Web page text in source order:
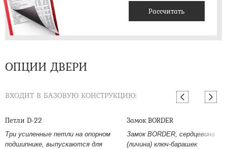
Рассчитать
ОПЦИИ ДВЕРИ
ВХОДИТ В БАЗОВУЮ КОНСТРУКЦИЮ:
Петли D-22
Три усиленные петли на опорном
подшипнике, выпускаются для
Замок BORDER
Замок BORDER, сердцевина
(личина) ключ-барашек